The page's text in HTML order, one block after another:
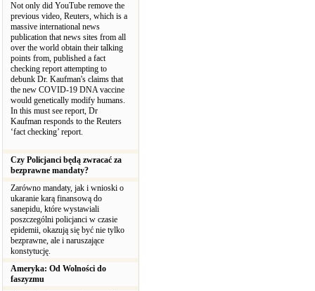
Not only did YouTube remove the
previous video, Reuters, which is a
massive international news
publication that news sites from all
over the world obtain their talking
points from, published a fact
checking report attempting to
debunk Dr. Kaufman's claims that
the new COVID-19 DNA vaccine
would genetically modify humans.
In this must see report, Dr
Kaufman responds to the Reuters
‘fact checking’ report.
Czy Policjanci będą zwracać za
bezprawne mandaty?
Zarówno mandaty, jak i wnioski o
ukaranie karą finansową do
sanepidu, które wystawiali
poszczególni policjanci w czasie
epidemii, okazują się być nie tylko
bezprawne, ale i naruszające
konstytucję.
Ameryka: Od Wolności do
faszyzmu